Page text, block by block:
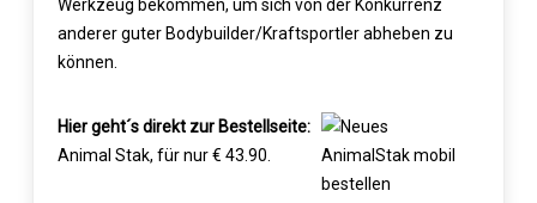
Werkzeug bekommen, um sich von der Konkurrenz
anderer guter Bodybuilder/Kraftsportler abheben zu
können.
Hier geht´s direkt zur Bestellseite:
Animal Stak, für nur € 43.90